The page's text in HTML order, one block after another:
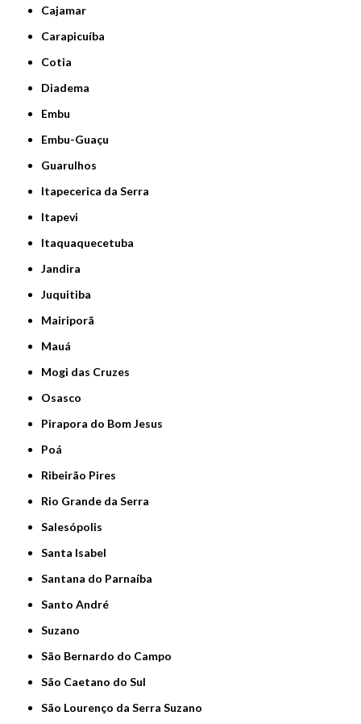
Cajamar
Carapicuíba
Cotia
Diadema
Embu
Embu-Guaçu
Guarulhos
Itapecerica da Serra
Itapevi
Itaquaquecetuba
Jandira
Juquitiba
Mairiporã
Mauá
Mogi das Cruzes
Osasco
Pirapora do Bom Jesus
Poá
Ribeirão Pires
Rio Grande da Serra
Salesópolis
Santa Isabel
Santana do Parnaíba
Santo André
Suzano
São Bernardo do Campo
São Caetano do Sul
São Lourenço da Serra Suzano